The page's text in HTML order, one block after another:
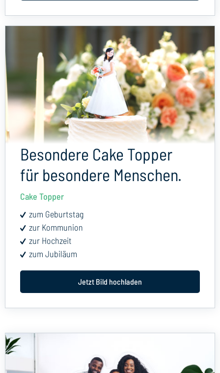
Besondere Cake Topper
für besondere Menschen.
Cake Topper
zum Geburtstag
zur Kommunion
zur Hochzeit
zum Jubiläum
Jetzt Bild hochladen